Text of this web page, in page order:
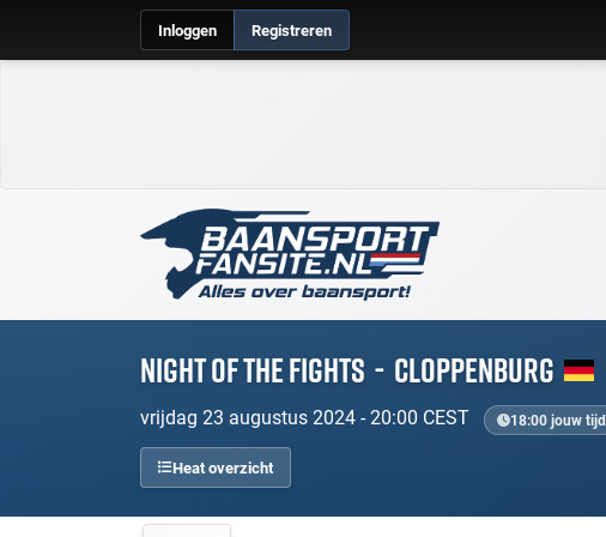
Inloggen Registreren
Night of the Fights - Cloppenburg
vrijdag 23 augustus 2024 - 20:00 CEST 18:00 jouw tijd
Heat overzicht